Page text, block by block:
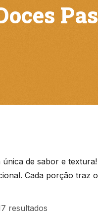
única de sabor e
Cada porção traz
resultados